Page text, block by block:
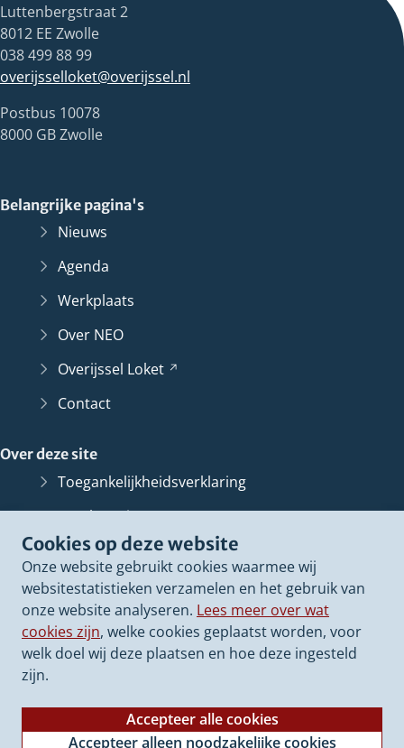
Cookies op deze website
Onze website gebruikt cookies waarmee wij
websitestatistieken verzamelen en het gebruik van
onze website analyseren. Lees meer over wat
cookies zijn, welke cookies geplaatst worden, voor
welk doel wij deze plaatsen en hoe deze ingesteld
zijn.
Accepteer alle cookies
Accepteer alleen noodzakelijke cookies
Luttenbergstraat 2
8012 EE Zwolle
038 499 88 99
overijsselloket@overijssel.nl
Postbus 10078
8000 GB Zwolle
Belangrijke pagina's
Nieuws
Agenda
Werkplaats
Over NEO
Overijssel Loket
Contact
Over deze site
Toegankelijkheidsverklaring
Bescherming persoonsgegevens
Informatiebeveiliging
Proclaimer
Cookieverklaring
Archief van dezewebsite
(Verwijst
andere
website)